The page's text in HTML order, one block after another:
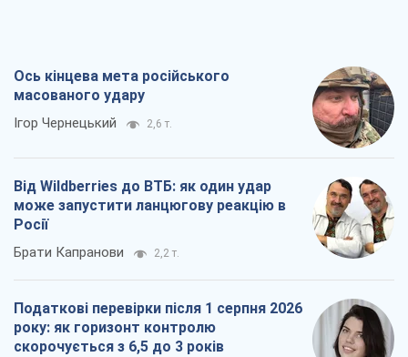
Ось кінцева мета російського
масованого удару
Ігор Чернецький 2,6 т.
Від Wildberries до ВТБ: як один удар
може запустити ланцюгову реакцію в
Росії
Брати Капранови 2,2 т.
Податкові перевірки після 1 серпня 2026
року: як горизонт контролю
скорочується з 6,5 до 3 років